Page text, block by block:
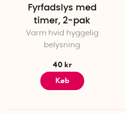
Fyrfadslys med
timer, 2-pak
Varm hvid hyggelig
belysning
40 kr
Køb